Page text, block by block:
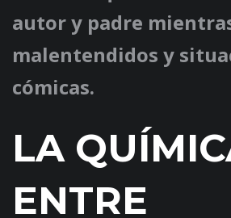
autor y padre
malentendidos y
cómicas.
LA
ENTRE